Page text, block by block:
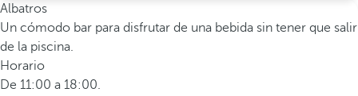
Albatros
Un cómodo bar para disfrutar de una bebida sin tener que salir
de la piscina.
Horario
De 11:00 a 18:00.